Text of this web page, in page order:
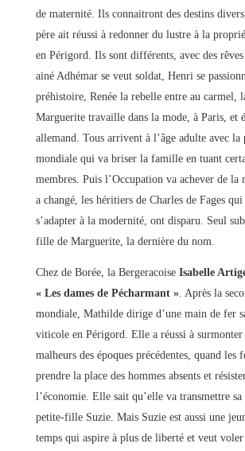
de maternité. Ils connaitront des destins
père ait réussi à redonner du lustre à la
en Périgord. Ils sont différents, avec des
ainé Adhémar se veut soldat, Henri se
préhistoire, Renée la rebelle entre au carmel,
Marguerite travaille dans la mode, à Paris, et
allemand. Tous arrivent à l’âge adulte avec la
mondiale qui va briser la famille en tuant
membres. Puis l’Occupation va achever de la
a changé, les héritiers de Charles de Fages qui
s’adapter à la modernité, ont disparu. Seul
fille de Marguerite, la dernière du nom.
Chez de Borée, la Bergeracoise Isabelle
« Les dames de Pécharmant ». Après la
mondiale, Mathilde dirige d’une main de fer
viticole en Périgord. Elle a réussi à surmonter
malheurs des époques précédentes, quand les
prendre la place des hommes absents et
l’économie. Elle sait qu’elle va transmettre sa
petite-fille Suzie. Mais Suzie est aussi une
temps qui aspire à plus de liberté et veut voler